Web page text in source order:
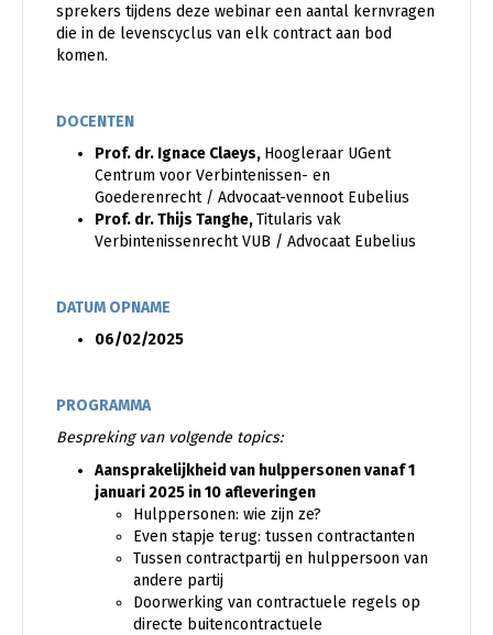
sprekers tijdens deze webinar een aantal kernvragen
die in de levenscyclus van elk contract aan bod
komen.
DOCENTEN
Prof. dr. Ignace Claeys, Hoogleraar UGent
Centrum voor Verbintenissen- en
Goederenrecht / Advocaat-vennoot Eubelius
Prof. dr. Thijs Tanghe,Titularis vak
Verbintenissenrecht VUB / Advocaat Eubelius
DATUM OPNAME
06/02/2025
PROGRAMMA
Bespreking van volgende topics:
Aansprakelijkheid van hulppersonen vanaf 1
januari 2025 in 10 afleveringen
Hulppersonen: wie zijn ze?
Even stapje terug: tussen contractanten
Tussen contractpartij en hulppersoon van
andere partij
Doorwerking van contractuele regels op
directe buitencontractuele